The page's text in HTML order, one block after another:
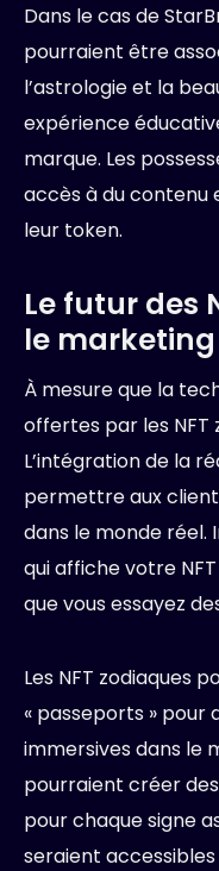
Dans le cas de
pourraient être
l’astrologie et la
expérience
marque. Les
accès à du contenu
leur token.
Le futur des
le marketing
À mesure que la
offertes par les NFT
L’intégration de la
permettre aux
dans le monde réel.
qui affiche votre
que vous essayez
Les NFT zodiaques
« passeports » pour
immersives dans le
pourraient créer
pour chaque signe
seraient